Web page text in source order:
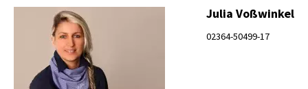
Julia Voßwinkel
02364-50499-17